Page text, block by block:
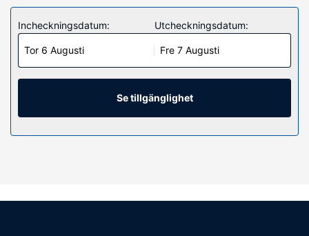
Känn dig som hemma i ett av de 153 rummen med
kylskåp. Gratis wi-fi gör att du kan hålla dig uppkopplad,
och satellit-tv erbjuder underhållning. Privat badrum med
badkar/dusch, gratis toalettartiklar och hårtorkar. På
rummet finns skrivbord och kaffe- och tebryggare.
Städning erbjuds på begäran.
Bekvämligheter på anläggningen
fitnesscenter. Detta hotell har även gratis wi-fi, en eldstad i
Incheckningsdatum:
Tor 6 Augusti
Utcheckningsdatum:
Fre 7 Augusti
Se tillgänglighet